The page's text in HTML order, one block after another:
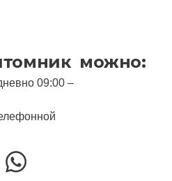
можно:
09:00 –